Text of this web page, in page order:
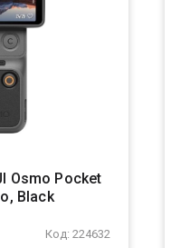
Osmo Pocket
Black
Код: 224632